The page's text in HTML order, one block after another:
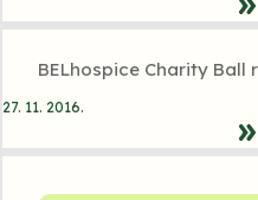
BELhospice Charity Ball
27. 11. 2016.